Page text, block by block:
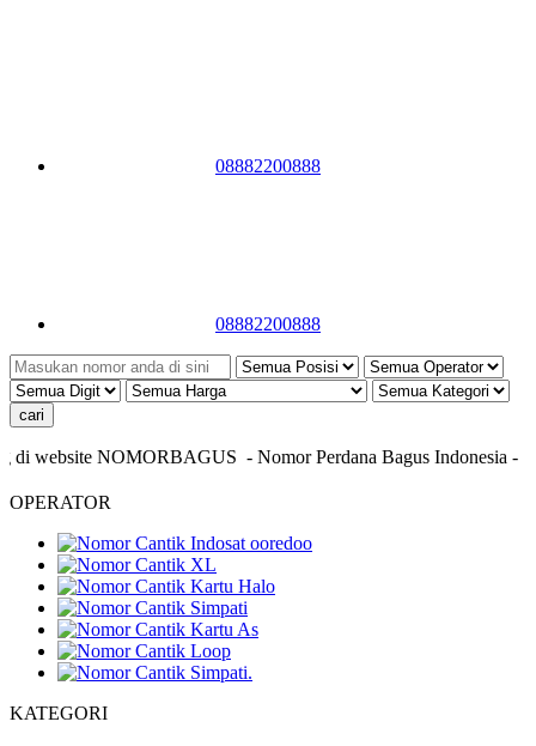
08882200888
08882200888
website NOMORBAGUS - Nomor Perdana BagusIndonesia- Info
OPERATOR
KATEGORI